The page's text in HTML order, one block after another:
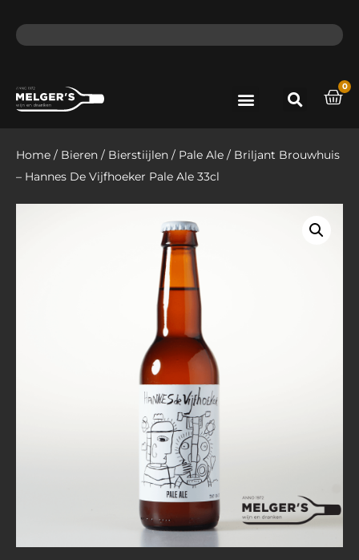
0
Home / Bieren / Bierstiijlen / Pale Ale / Briljant Brouwhuis
– Hannes De Vijfhoeker Pale Ale 33cl